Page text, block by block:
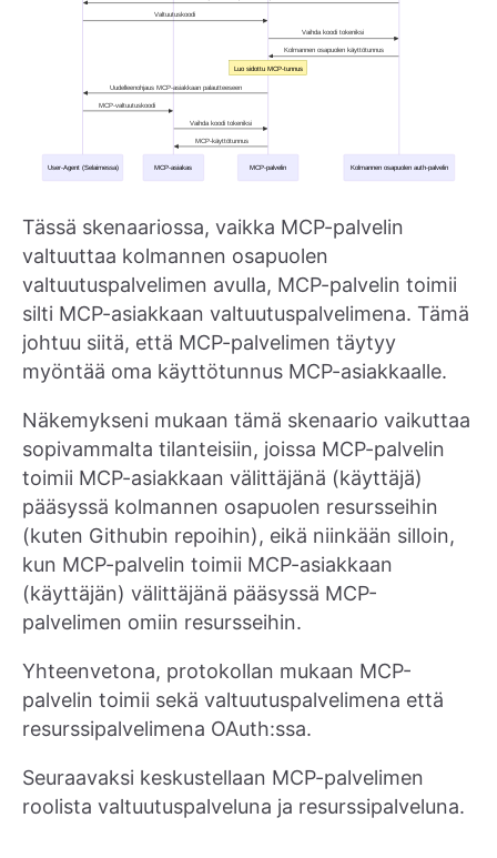
Tässä skenaariossa, vaikka MCP-palvelin
valtuuttaa kolmannen osapuolen
valtuutuspalvelimen avulla, MCP-palvelin toimii
silti MCP-asiakkaan valtuutuspalvelimena. Tämä
johtuu siitä, että MCP-palvelimen täytyy
myöntää oma käyttötunnus MCP-asiakkaalle.
Näkemykseni mukaan tämä skenaario vaikuttaa
sopivammalta tilanteisiin, joissa MCP-palvelin
toimii MCP-asiakkaan välittäjänä (käyttäjä)
pääsyssä kolmannen osapuolen resursseihin
(kuten Githubin repoihin), eikä niinkään silloin,
kun MCP-palvelin toimii MCP-asiakkaan
(käyttäjän) välittäjänä pääsyssä MCP-
palvelimen omiin resursseihin.
Yhteenvetona, protokollan mukaan MCP-
palvelin toimii sekä valtuutuspalvelimena että
resurssipalvelimena OAuth:ssa.
Seuraavaksi keskustellaan MCP-palvelimen
roolista valtuutuspalveluna ja resurssipalveluna.